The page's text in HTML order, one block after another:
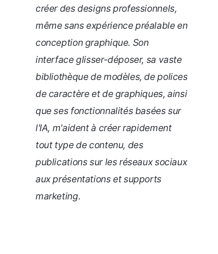
créer des designs professionnels,
même sans expérience préalable en
conception graphique. Son
interface glisser-déposer, sa vaste
bibliothèque de modèles, de polices
de caractère et de graphiques, ainsi
que ses fonctionnalités basées sur
l'IA, m'aident à créer rapidement
tout type de contenu, des
publications sur les réseaux sociaux
aux présentations et supports
marketing.